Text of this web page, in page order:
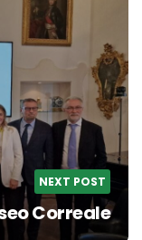
NEXT POST
Correale